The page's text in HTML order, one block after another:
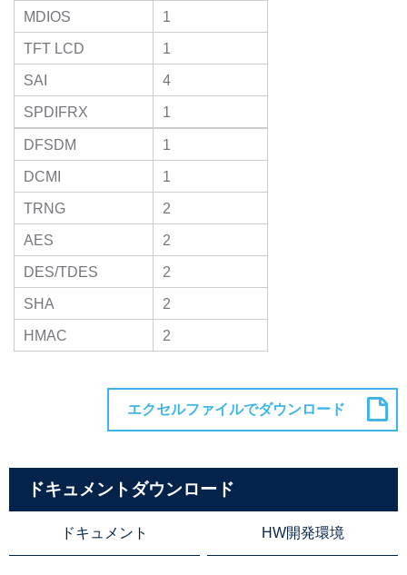
MDIOS
1
TFT LCD
1
SAI
4
SPDIFRX
1
DFSDM
1
DCMI
1
TRNG
2
AES
2
DES/TDES
2
SHA
2
HMAC
2
ドキュメントダウンロード
ドキュメント HW開発環境